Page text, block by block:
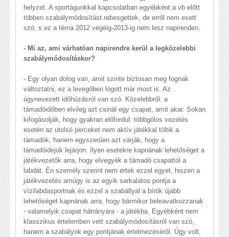
helyzet. A sportágunkkal kapcsolatban egyébként a vb előtt
többen szabálymódosítást rebesgettek, de erről nem esett
szó, s ez a téma 2012 végéig-2013-ig nem lesz napirenden.
- Mi az, ami várhatóan napirendre kerül a legközelebbi
szabálymódosításkor?
- Egy olyan dolog van, amit szinte biztosan meg fognak
változtatni, ez a levegőben lógott már most is. Az
úgynevezett időhúzásról van szó. Közelebbről: a
támadóidőben elvileg azt csinál egy csapat, amit akar. Sokan
kifogásolják, hogy gyakran előfordul: többgólos vezetés
esetén az utolsó perceket nem aktív játékkal töltik a
támadók, hanem egyszerűen azt várják, hogy a
támadóidejük lejárjon. Ilyen esetekre kapnának lehetőséget a
játékvezetők arra, hogy elvegyék a támadó csapattól a
labdát. Én személy szerint nem értek ezzel egyet, hiszen a
játékvezetés amúgy is az egyik sarkalatos pontja a
vízilabdasportnak és ezzel a szabállyal a bírók újabb
lehetőséget kapnának arra, hogy bármikor beleavatkozzanak
- valamelyik csapat hátrányára - a játékba. Egyébként nem
klasszikus értelemben vett szabálymódosításról van szó,
hanem a szabályok egy pontjának értelmezéséről. Úgy volt,